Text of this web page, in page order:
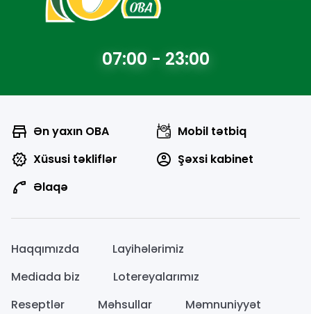
07:00 - 23:00
Ən yaxın OBA
Mobil tətbiq
Xüsusi təkliflər
Şəxsi kabinet
Əlaqə
Haqqımızda
Layihələrimiz
Mediada biz
Lotereyalarımız
Reseptlər
Məhsullar
Məmnuniyyət